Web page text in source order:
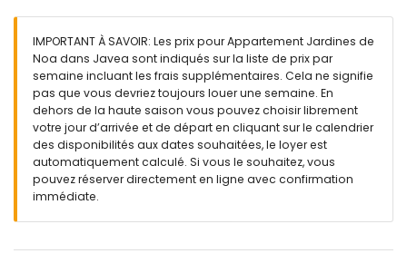
espace salon extérieur
Informations supplémentaires
ville la plus proche : Javea (à moins de 1000 mètres de
l'appartement)
rivière ou littoral le plus proche : mer Méditerranée, Javea (à
moins de 1000 mètres de l'appartement)
plage la plus proche : Port de La Grava, Javea (à moins de
1000 mètres de l'appartement)
port le plus proche : Duanes del Mar, Javea (à moins de
1000 mètres de l'appartement)
kilomètres de l'appartement)
IMPORTANT À SAVOIR: Les prix pour Appartement Jardines de
Noa dans Javea sont indiqués sur la liste de prix par
semaine incluant les frais supplémentaires. Cela ne signifie
pas que vous devriez toujours louer une semaine. En
dehors de la haute saison vous pouvez choisir librement
votre jour d’arrivée et de départ en cliquant sur le calendrier
des disponibilités aux dates souhaitées, le loyer est
automatiquement calculé. Si vous le souhaitez, vous
pouvez réserver directement en ligne avec confirmation
immédiate.